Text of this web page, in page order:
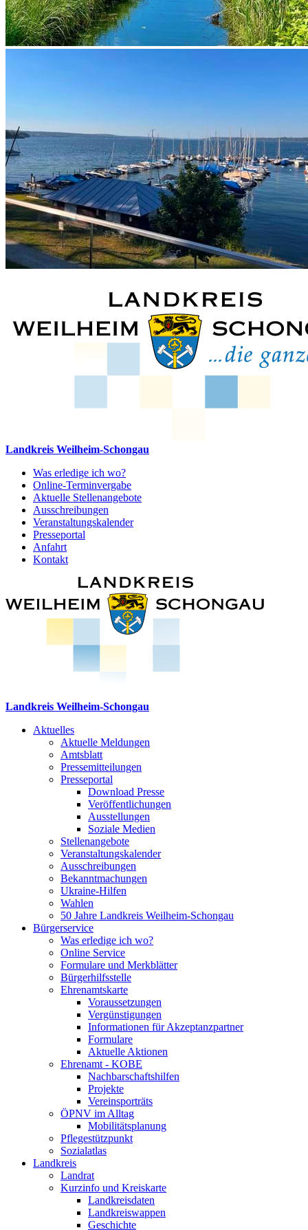
Landkreis Weilheim-Schongau
Was erledige ich wo?
Online-Terminvergabe
Aktuelle Stellenangebote
Ausschreibungen
Veranstaltungskalender
Presseportal
Anfahrt
Kontakt
Landkreis Weilheim-Schongau
Aktuelles
Aktuelle Meldungen
Amtsblatt
Pressemitteilungen
Presseportal
Download Presse
Veröffentlichungen
Ausstellungen
Soziale Medien
Stellenangebote
Veranstaltungskalender
Ausschreibungen
Bekanntmachungen
Ukraine-Hilfen
Wahlen
50 Jahre Landkreis Weilheim-Schongau
Bürgerservice
Was erledige ich wo?
Online Service
Formulare und Merkblätter
Bürgerhilfsstelle
Ehrenamtskarte
Voraussetzungen
Vergünstigungen
Informationen für Akzeptanzpartner
Formulare
Aktuelle Aktionen
Ehrenamt - KOBE
Nachbarschaftshilfen
Projekte
Vereinsporträts
ÖPNV im Alltag
Mobilitätsplanung
Pflegestützpunkt
Sozialatlas
Landkreis
Landrat
Kurzinfo und Kreiskarte
Landkreisdaten
Landkreiswappen
Geschichte